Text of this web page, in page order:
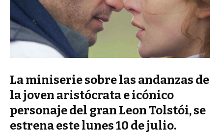
La miniserie sobre las andanzas de
la joven aristócrata e icónico
personaje del gran Leon Tolstói, se
estrena este lunes 10 de julio.